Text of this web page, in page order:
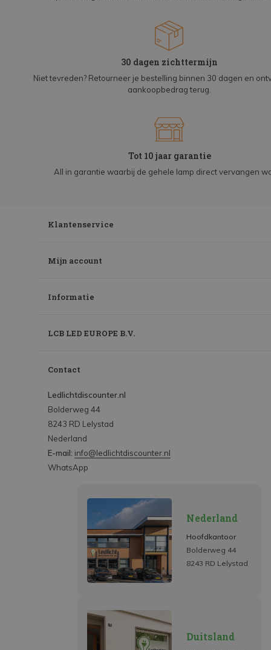
30 dagen zichttermijn
Niet tevreden? Retourneer je bestelling binnen 30 dagen en
aankoopbedrag terug.
Tot 10 jaar garantie
All in garantie waarbij de gehele lamp direct vervangen
Klantenservice
Mijn account
Informatie
LCB LED EUROPE B.V.
Contact
Ledlichtdiscounter.nl
Bolderweg 44
8243 RD Lelystad
Nederland
E-mail: info@ledlichtdiscounter.nl
WhatsApp
Nederland
Hoofdkantoor
Bolderweg 44
8243 RD Lelystad
Duitsland